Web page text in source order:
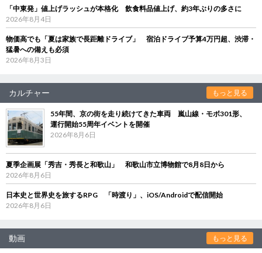
「中東発」値上げラッシュが本格化 飲食料品値上げ、約3年ぶりの多さに
2026年8月4日
物価高でも「夏は家族で長距離ドライブ」 宿泊ドライブ予算4万円超、渋滞・
猛暑への備えも必須
2026年8月3日
カルチャー もっと見る
55年間、京の街を走り続けてきた車両 嵐山線・モボ301形、
運行開始55周年イベントを開催
2026年8月6日
夏季企画展「秀吉・秀長と和歌山」 和歌山市立博物館で8月8日から
2026年8月6日
日本史と世界史を旅するRPG 「時渡り」、iOS/Androidで配信開始
2026年8月6日
動画 もっと見る